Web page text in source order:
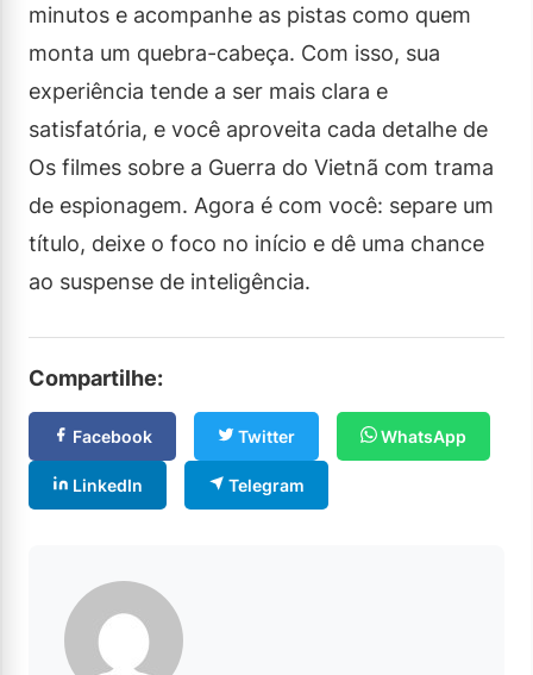
minutos e acompanhe as pistas como quem
monta um quebra-cabeça. Com isso, sua
experiência tende a ser mais clara e
satisfatória, e você aproveita cada detalhe de
Os filmes sobre a Guerra do Vietnã com trama
de espionagem. Agora é com você: separe um
título, deixe o foco no início e dê uma chance
ao suspense de inteligência.
Compartilhe:
Facebook Twitter WhatsApp
LinkedIn Telegram